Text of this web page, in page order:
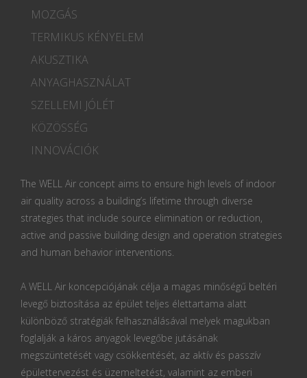
MOZGÁS
TERMIKUS KÉNYELEM
AKUSZTIKA
ANYAGHASZNÁLAT
SZELLEMI JÓLÉT
KÖZÖSSÉG
INNOVÁCIÓK
The WELL Air concept aims to ensure high levels of indoor
air quality across a building’s lifetime through diverse
strategies that include source elimination or reduction,
active and passive building design and operation strategies
and human behavior interventions.
A WELL Air koncepciójának célja a magas minőségű beltéri
levegő biztosítása az épület teljes élettartama alatt
különböző stratégiák felhasználásával melyek magukban
foglalják a káros anyagok levegőbe jutásának
megszüntetését vagy csökkentését, az aktív és passzív
épülettervezést és üzemeltetést, valamint az emberi